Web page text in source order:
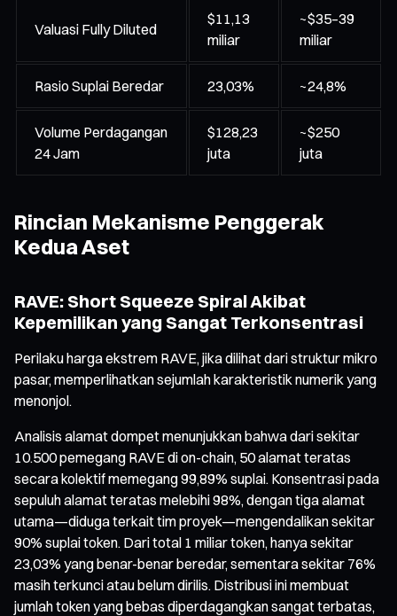
Valuasi Fully Diluted
$11,13
miliar
~$35–39
miliar
Rasio Suplai Beredar 23,03% ~24,8%
Volume Perdagangan
24 Jam
$128,23
juta
~$250
juta
Rincian Mekanisme Penggerak
Kedua Aset
RAVE: Short Squeeze Spiral Akibat
Kepemilikan yang Sangat Terkonsentrasi
Perilaku harga ekstrem RAVE, jika dilihat dari struktur mikro
pasar, memperlihatkan sejumlah karakteristik numerik yang
menonjol.
Analisis alamat dompet menunjukkan bahwa dari sekitar
10.500 pemegang RAVE di on-chain, 50 alamat teratas
secara kolektif memegang 99,89% suplai. Konsentrasi pada
sepuluh alamat teratas melebihi 98%, dengan tiga alamat
utama—diduga terkait tim proyek—mengendalikan sekitar
90% suplai token. Dari total 1 miliar token, hanya sekitar
23,03% yang benar-benar beredar, sementara sekitar 76%
masih terkunci atau belum dirilis. Distribusi ini membuat
jumlah token yang bebas diperdagangkan sangat terbatas,